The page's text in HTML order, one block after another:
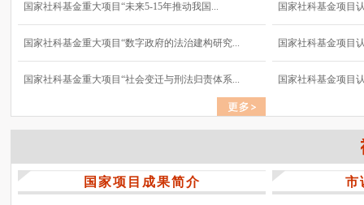
国家社科基金重大项目“未来5-15年推动我国...
国家社科基金重大项目“数字政府的法治建构研究...
国家社科基金重大项目“社会变迁与刑法归责体系...
国家社科基金项目
国家社科基金项目
国家社科基金项目
国家项目成果简介 市